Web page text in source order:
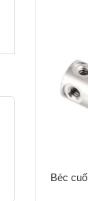
Béc